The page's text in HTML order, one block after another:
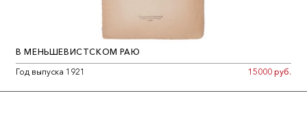
В МЕНЬШЕВИСТСКОМ РАЮ
Год выпуска 1921
15000 руб.